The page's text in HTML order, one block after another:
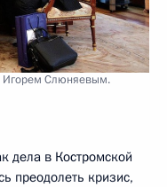
Игорем Слюняевым.
дела в Костромской
преодолеть кризис,